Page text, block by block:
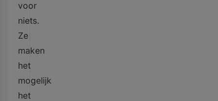
voor
niets.
Ze
maken
het
mogelijk
het